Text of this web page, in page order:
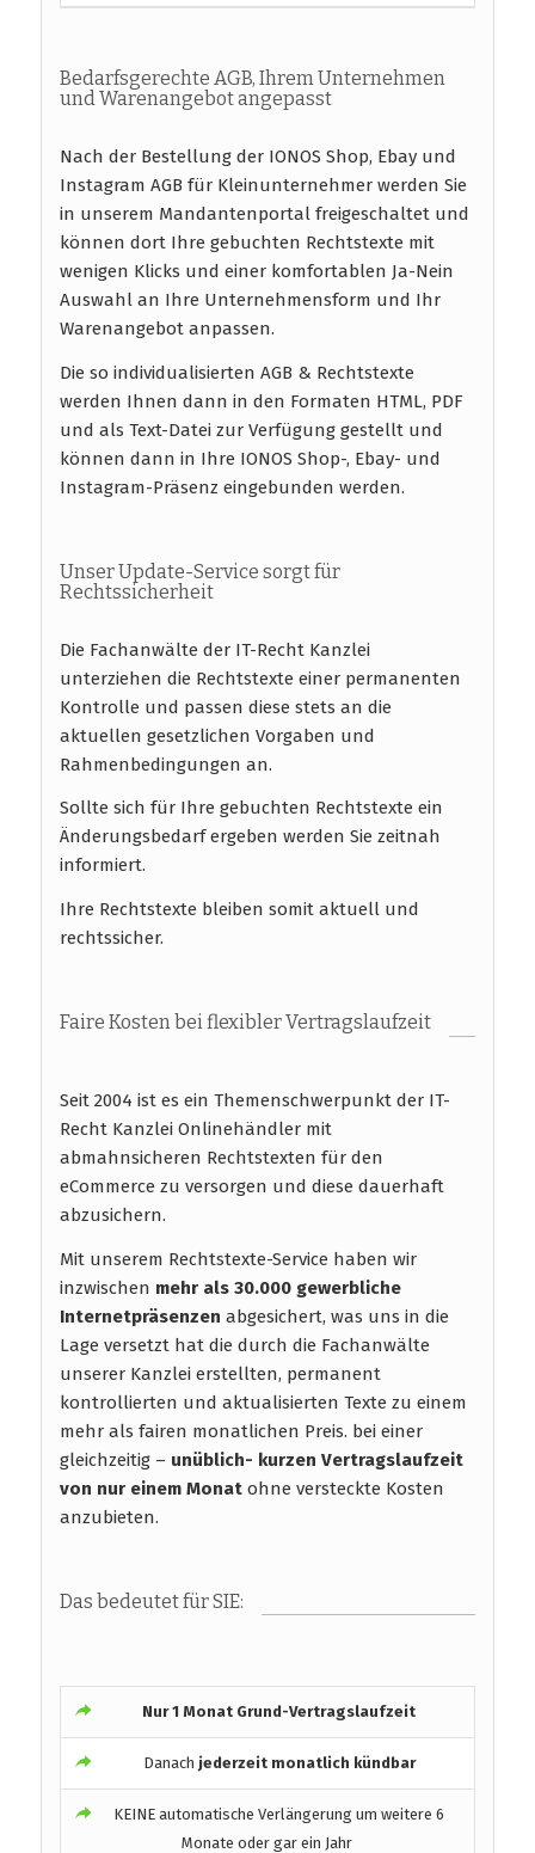
Bedarfsgerechte AGB, Ihrem Unternehmen
und Warenangebot angepasst
Nach der Bestellung der IONOS Shop, Ebay und
Instagram AGB für Kleinunternehmer werden Sie
in unserem Mandantenportal freigeschaltet und
können dort Ihre gebuchten Rechtstexte mit
wenigen Klicks und einer komfortablen Ja-Nein
Auswahl an Ihre Unternehmensform und Ihr
Warenangebot anpassen.
Die so individualisierten AGB & Rechtstexte
werden Ihnen dann in den Formaten HTML, PDF
und als Text-Datei zur Verfügung gestellt und
können dann in Ihre IONOS Shop-, Ebay- und
Instagram-Präsenz eingebunden werden.
Unser Update-Service sorgt für
Rechtssicherheit
Die Fachanwälte der IT-Recht Kanzlei
unterziehen die Rechtstexte einer permanenten
Kontrolle und passen diese stets an die
aktuellen gesetzlichen Vorgaben und
Rahmenbedingungen an.
Sollte sich für Ihre gebuchten Rechtstexte ein
Änderungsbedarf ergeben werden Sie zeitnah
informiert.
Ihre Rechtstexte bleiben somit aktuell und
rechtssicher.
Faire Kosten bei flexibler Vertragslaufzeit
Seit 2004 ist es ein Themenschwerpunkt der IT-
Recht Kanzlei Onlinehändler mit
abmahnsicheren Rechtstexten für den
eCommerce zu versorgen und diese dauerhaft
abzusichern.
Mit unserem Rechtstexte-Service haben wir
inzwischen mehr als 30.000 gewerbliche
Internetpräsenzen abgesichert, was uns in die
Lage versetzt hat die durch die Fachanwälte
unserer Kanzlei erstellten, permanent
kontrollierten und aktualisierten Texte zu einem
mehr als fairen monatlichen Preis. bei einer
gleichzeitig – unüblich- kurzen Vertragslaufzeit
von nur einem Monat ohne versteckte Kosten
anzubieten.
Das bedeutet für SIE:
Nur 1 Monat Grund-Vertragslaufzeit
Danach jederzeit monatlich kündbar
KEINE automatische Verlängerung um weitere 6
Monate oder gar ein Jahr